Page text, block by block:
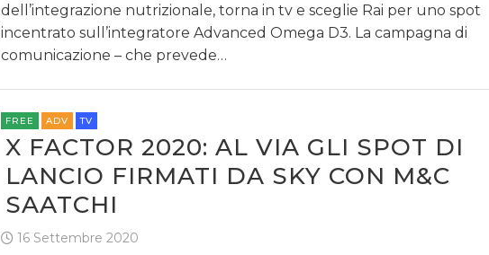
dell’integrazione nutrizionale, torna in tv e sceglie Rai per uno spot
incentrato sull’integratore Advanced Omega D3. La campagna di
comunicazione – che prevede…
FREE ADV TV
X FACTOR 2020: AL VIA GLI SPOT DI
LANCIO FIRMATI DA SKY CON M&C
SAATCHI
16 Settembre 2020